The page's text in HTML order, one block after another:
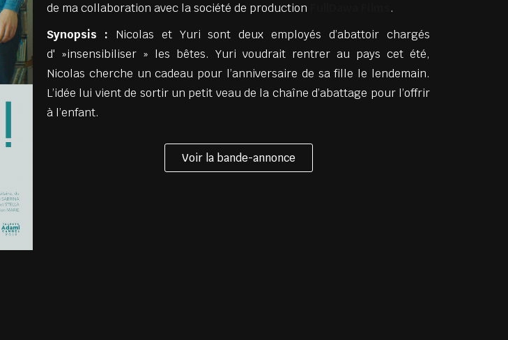
de ma collaboration avec la société de production
.
Synopsis : Nicolas et Yuri sont deux employés d’abattoir chargés
d' »insensibiliser » les bêtes. Yuri voudrait rentrer au pays cet été,
Nicolas cherche un cadeau pour l’anniversaire de sa fille le lendemain.
L’idée lui vient de sortir un petit veau de la chaîne d’abattage pour l’offrir
à l’enfant.
Voir la bande-annonce